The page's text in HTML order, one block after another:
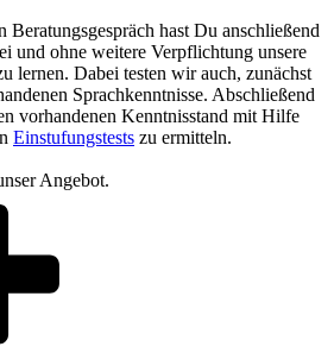
Beratungsgespräch hast Du anschließend
und ohne weitere Verpflichtung unsere
lernen. Dabei testen wir auch, zunächst
Sprachkenntnisse. Abschließend
vorhandenen Kenntnisstand mit Hilfe
Einstufungstests zu ermitteln.
Angebot.